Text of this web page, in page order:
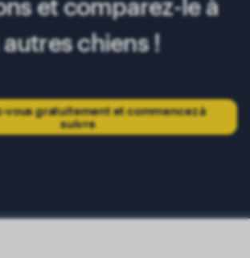
et comparez-le à
chiens !
vous gratuitement et commencez à
suivre